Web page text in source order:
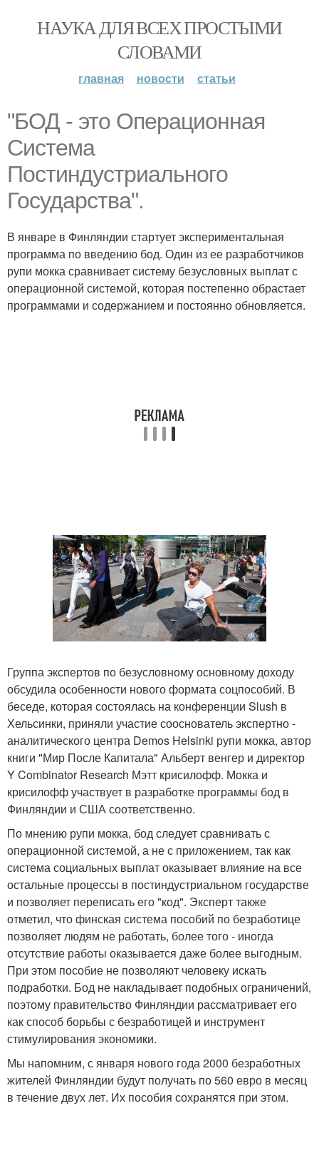
НАУКА ДЛЯ ВСЕХ ПРОСТЫМИ
СЛОВАМИ
главная новости статьи
"БОД - это Операционная
Система
Постиндустриального
Государства".
В январе в Финляндии стартует экспериментальная
программа по введению бод. Один из ее разработчиков
рупи мокка сравнивает систему безусловных выплат с
операционной системой, которая постепенно обрастает
программами и содержанием и постоянно обновляется.
Группа экспертов по безусловному основному доходу
обсудила особенности нового формата соцпособий. В
беседе, которая состоялась на конференции Slush в
Хельсинки, приняли участие сооснователь экспертно -
аналитического центра Demos Helsinki рупи мокка, автор
книги "Мир После Капитала" Альберт венгер и директор
Y Combinator Research Мэтт крисилофф. Мокка и
крисилофф участвует в разработке программы бод в
Финляндии и США соответственно.
По мнению рупи мокка, бод следует сравнивать с
операционной системой, а не с приложением, так как
система социальных выплат оказывает влияние на все
остальные процессы в постиндустриальном государстве
и позволяет переписать его "код". Эксперт также
отметил, что финская система пособий по безработице
позволяет людям не работать, более того - иногда
отсутствие работы оказывается даже более выгодным.
При этом пособие не позволяют человеку искать
подработки. Бод не накладывает подобных ограничений,
поэтому правительство Финляндии рассматривает его
как способ борьбы с безработицей и инструмент
стимулирования экономики.
Мы напомним, с января нового года 2000 безработных
жителей Финляндии будут получать по 560 евро в месяц
в течение двух лет. Их пособия сохранятся при этом.